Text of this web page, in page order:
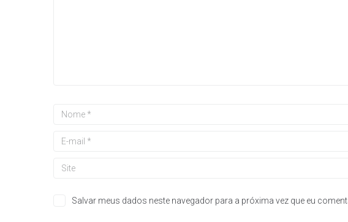
Salvar meus dados neste navegador para a próxima vez que eu